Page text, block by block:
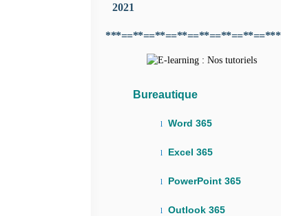
2021
***==**==**==**==**==**==**==***
Bureautique
l Word 365
l Excel 365
l PowerPoint 365
l Outlook 365